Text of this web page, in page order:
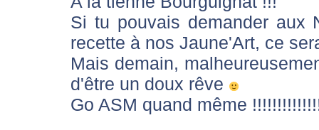
Si tu pouvais demander aux
recette à nos Jaune'Art, ce
Mais demain,
d'être un doux rêve
Go ASM quand même